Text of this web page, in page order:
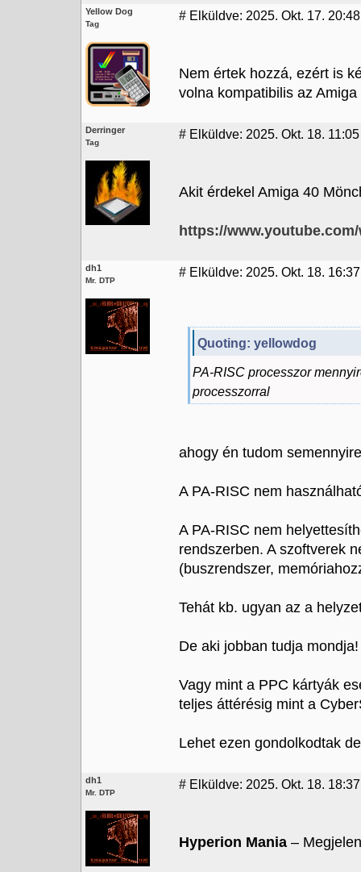
Yellow Dog
Tag
# Elküldve: 2025. Okt. 17. 20:48
Nem értek hozzá, ezért is
volna kompatibilis az
Derringer
Tag
# Elküldve: 2025. Okt. 18. 11:05
Akit érdekel Amiga 40
https://
dh1
Mr. DTP
# Elküldve: 2025. Okt. 18.
Quoting: yellowdog
PA-RISC processzor
processzorral
ahogy én tudom
A PA-RISC nem
A PA-RISC nem
rendszerben. A szoftverek
(buszrendszer,
Tehát kb. ugyan az a
De aki jobban tudja
Vagy mint a PPC kártyák
teljes áttérésig mint a
Lehet ezen gondolkodtak
dh1
Mr. DTP
# Elküldve: 2025. Okt. 18.
Hyperion Mania –